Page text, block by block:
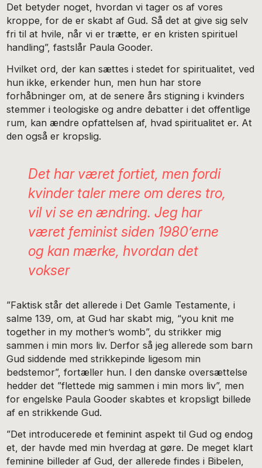
Det betyder noget, hvordan vi tager os af vores
kroppe, for de er skabt af Gud. Så det at give sig selv
fri til at hvile, når vi er trætte, er en kristen spirituel
handling”, fastslår Paula Gooder.
Hvilket ord, der kan sættes i stedet for spiritualitet, ved
hun ikke, erkender hun, men hun har store
forhåbninger om, at de senere års stigning i kvinders
stemmer i teologiske og andre debatter i det offentlige
rum, kan ændre opfattelsen af, hvad spiritualitet er. At
den også er kropslig.
Det har været fortiet, men fordi
kvinder taler mere om deres tro,
vil vi se en ændring. Jeg har
været feminist siden 1980’erne
og kan mærke, hvordan det
vokser
”Faktisk står det allerede i Det Gamle Testamente, i
salme 139, om, at Gud har skabt mig, “you knit me
together in my mother’s womb”, du strikker mig
sammen i min mors liv. Derfor så jeg allerede som barn
Gud siddende med strikkepinde ligesom min
bedstemor”, fortæller hun. I den danske oversættelse
hedder det ”flettede mig sammen i min mors liv”, men
for engelske Paula Gooder skabtes et kropsligt billede
af en strikkende Gud.
”Det introducerede et feminint aspekt til Gud og endog
et, der havde med min hverdag at gøre. De meget klart
feminine billeder af Gud, der allerede findes i Bibelen,